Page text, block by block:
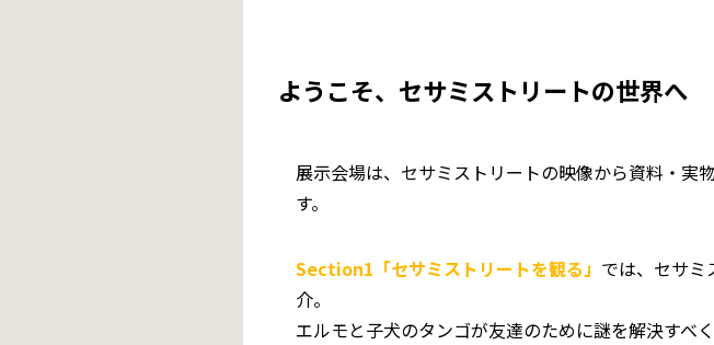
ようこそ、セサミストリートの世界へ
展示会場は、セサミストリートの映像から資料・実
す。
Section1「セサミストリートを観る」 では、セサミ
介。
エルモと子犬のタンゴが友達のために謎を解決すべ